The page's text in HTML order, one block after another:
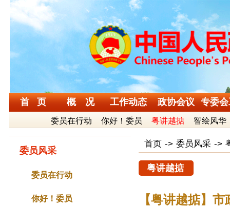
首 页 概 况 工作动态 政协会议 专委
委员在行动 你好！委员 粤讲越掂 智绘风华
委员风采
委员在行动
你好！委员
首页 -> 委员风采 ->
粤讲越掂
【粤讲越掂】